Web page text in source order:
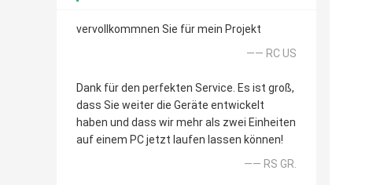
vervollkommnen Sie für mein Projekt
—— RC US
Dank für den perfekten Service. Es ist groß,
dass Sie weiter die Geräte entwickelt
haben und dass wir mehr als zwei Einheiten
auf einem PC jetzt laufen lassen können!
—— RS GR.